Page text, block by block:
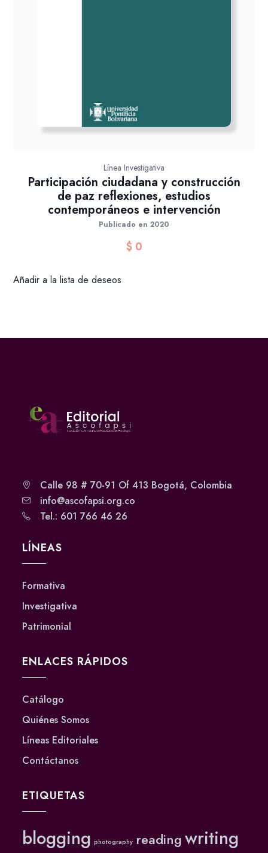
Línea Investigativa
Participación ciudadana y construcción
de paz reflexiones, estudios
contemporáneos e intervención
Publicado en 2020
$0
Añadir a la lista de deseos
Calle 98 # 70-91 Of 413 Bogotá, Colombia
info@ascofapsi.org.co
Tel.: 601 766 46 26
LÍNEAS
Formativa
Investigativa
Patrimonial
ENLACES RÁPIDOS
Catálogo
Quiénes Somos
Líneas Editoriales
Contáctanos
ETIQUETAS
blogging photography reading writing